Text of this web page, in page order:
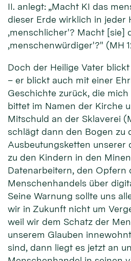
II. anlegt: „Macht KI das
dieser Erde wirklich in jeder
‚menschlicher'? Macht [sie]
‚menschenwürdiger'?" (MH
Doch der Heilige Vater
– er blickt auch mit einer
Geschichte zurück, die
bittet im Namen der Kirche
Mitschuld an der Sklaverei
schlägt dann den Bogen zu
Ausbeutungsketten unserer
zu den Kindern in den
Datenarbeitern, den Opfern
Menschenhandels über
Seine Warnung sollte uns
wir in Zukunft nicht um
weil wir dem Schatz der
unserem Glauben
sind, dann liegt es jetzt an